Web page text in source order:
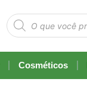
Cosméticos